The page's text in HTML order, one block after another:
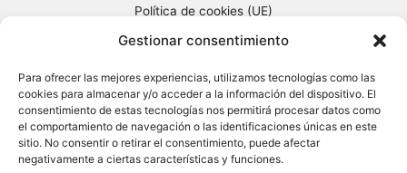
Gestionar consentimiento
Para ofrecer las mejores experiencias, utilizamos tecnologías como las
cookies para almacenar y/o acceder a la información del dispositivo. El
consentimiento de estas tecnologías nos permitirá procesar datos como
el comportamiento de navegación o las identificaciones únicas en este
sitio. No consentir o retirar el consentimiento, puede afectar
negativamente a ciertas características y funciones.
Política de cookies (UE)
Ctra. Sta Creu de Calafell, 65-67
08830 Sant Boi de Llobregat (Barcelona)
Tel. 93 652 96 80